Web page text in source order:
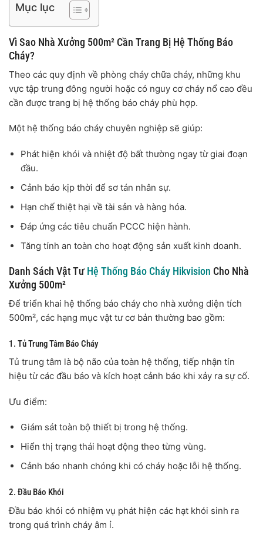
Mục lục
Vì Sao Nhà Xưởng 500m² Cần Trang Bị Hệ Thống Báo
Cháy?
Theo các quy định về phòng cháy chữa cháy, những khu
vực tập trung đông người hoặc có nguy cơ cháy nổ cao đều
cần được trang bị hệ thống báo cháy phù hợp.
Một hệ thống báo cháy chuyên nghiệp sẽ giúp:
Phát hiện khói và nhiệt độ bất thường ngay từ giai đoạn
đầu.
Cảnh báo kịp thời để sơ tán nhân sự.
Hạn chế thiệt hại về tài sản và hàng hóa.
Đáp ứng các tiêu chuẩn PCCC hiện hành.
Tăng tính an toàn cho hoạt động sản xuất kinh doanh.
Danh Sách Vật Tư Hệ Thống Báo Cháy Hikvision Cho Nhà
Xưởng 500m²
Để triển khai hệ thống báo cháy cho nhà xưởng diện tích
500m², các hạng mục vật tư cơ bản thường bao gồm:
1. Tủ Trung Tâm Báo Cháy
Tủ trung tâm là bộ não của toàn hệ thống, tiếp nhận tín
hiệu từ các đầu báo và kích hoạt cảnh báo khi xảy ra sự cố.
Ưu điểm:
Giám sát toàn bộ thiết bị trong hệ thống.
Hiển thị trạng thái hoạt động theo từng vùng.
Cảnh báo nhanh chóng khi có cháy hoặc lỗi hệ thống.
2. Đầu Báo Khói
Đầu báo khói có nhiệm vụ phát hiện các hạt khói sinh ra
trong quá trình cháy âm ỉ.